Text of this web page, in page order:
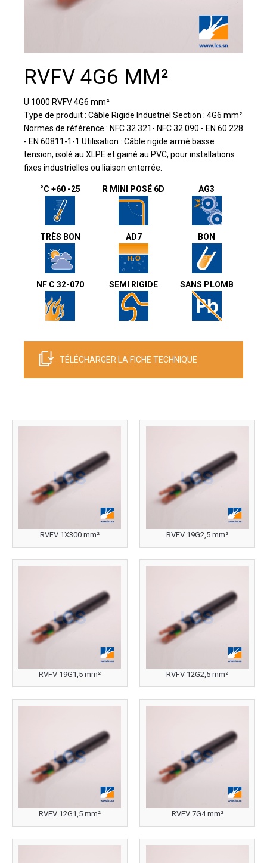
RVFV 4G6 MM²
U 1000 RVFV 4G6 mm²
Type de produit : Câble Rigide Industriel Section : 4G6 mm²
Normes de référence : NFC 32 321- NFC 32 090 - EN 60 228
- EN 60811-1-1 Utilisation : Câble rigide armé basse
tension, isolé au XLPE et gainé au PVC, pour installations
fixes industrielles ou liaison enterrée.
°C +60 -25 R MINI POSÉ 6D AG3
TRÈS BON AD7 BON
NF C 32-070 SEMI RIGIDE SANS PLOMB
TÉLÉCHARGER LA FICHE TECHNIQUE
RVFV 1X300 mm² RVFV 19G2,5 mm²
RVFV 19G1,5 mm² RVFV 12G2,5 mm²
RVFV 12G1,5 mm² RVFV 7G4 mm²